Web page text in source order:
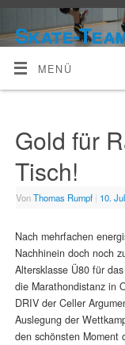
Skate-
MENÜ
Gold für
Tisch!
VonThomas Rumpf | 10.
Nach mehrfachen
Nachhinein doch noch
Altersklasse Ü80 für
die Marathondistanz in
DRIV der Celler
Auslegung der
den schönsten Moment